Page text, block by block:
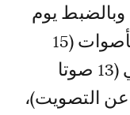
وبالضبط يوم
27 أكتوبر 2022، بنفس عدد الأصوات (15
مصوت) كما في العام الماضي (13 صوتا
عن التصويت)،